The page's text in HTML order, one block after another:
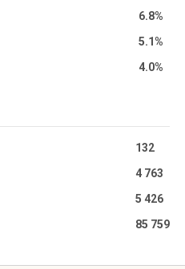
6.8%
5.1%
4.0%
132
4 763
5 426
85 759